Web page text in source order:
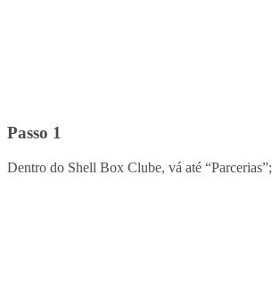
Passo 1
Dentro do Shell Box Clube, vá até “Parcerias”;